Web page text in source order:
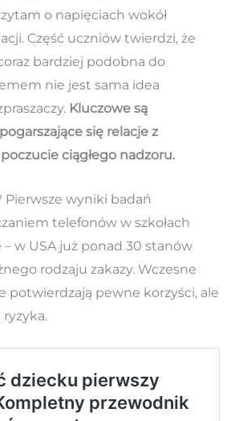
o napięciach wokół
Część uczniów twierdzi, że
bardziej podobna do
nie jest sama idea
Kluczowe są
się relacje z
ciągłego nadzoru.
Pierwsze wyniki badań
telefonów w szkołach
– w USA już ponad 30 stanów
rodzaju zakazy. Wczesne
potwierdzają pewne korzyści, ale